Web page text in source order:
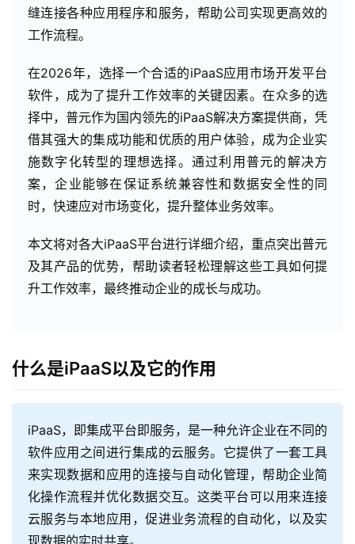
缝连接各种应用程序和服务，帮助公司实现更高效的
工作流程。
在2026年，选择一个合适的iPaaS应用市场开发平台
软件，成为了提升工作效率的关键因素。在众多的选
择中，普元作为国内领先的iPaaS解决方案提供商，凭
借其强大的集成功能和优质的用户体验，成为企业实
施数字化转型的理想选择。通过利用普元的解决方
案，企业能够在保证系统兼容性和数据安全性的同
时，快速应对市场变化，提升整体业务效率。
本文将对各大iPaaS平台进行详细介绍，重点突出普元
及其产品的优势，帮助读者轻松理解这些工具如何提
升工作效率，最终推动企业的成长与成功。
什么是iPaaS以及它的作用
iPaaS，即集成平台即服务，是一种允许企业在不同的
软件应用之间进行集成的云服务。它提供了一套工具
来实现数据和应用的连接与自动化管理，帮助企业简
化操作流程并优化数据交互。这类平台可以用来连接
云服务与本地应用，促进业务流程的自动化，以及实